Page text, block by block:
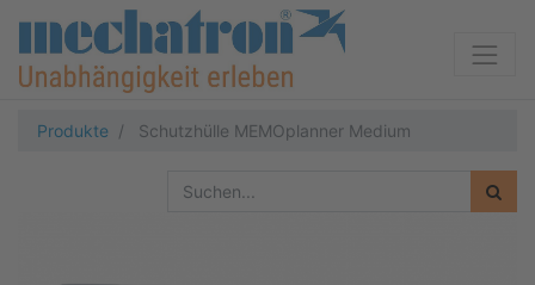
Produkte Schutzhülle MEMOplanner Medium